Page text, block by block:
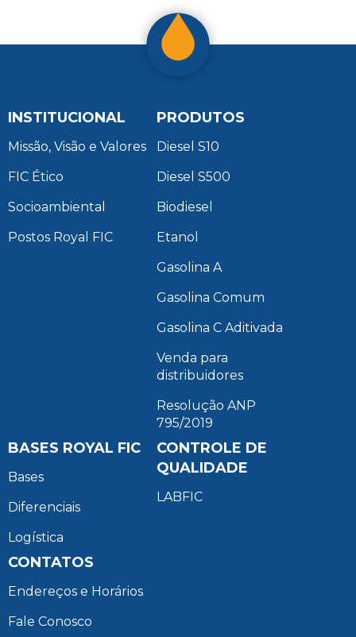
INSTITUCIONAL
Missão, Visão e Valores
FIC Ético
Socioambiental
Postos Royal FIC
PRODUTOS
Diesel S10
Diesel S500
Biodiesel
Etanol
Gasolina A
Gasolina Comum
Gasolina C Aditivada
Venda para
distribuidores
Resolução ANP
795/2019
BASES ROYAL FIC
Bases
Diferenciais
Logística
CONTROLE DE
QUALIDADE
LABFIC
CONTATOS
Endereços e Horários
Fale Conosco